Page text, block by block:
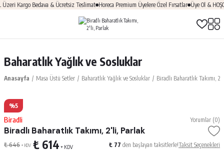
Kargo Bedava & Ücretsiz Teslimat Horeca Premium Üyelere Özel Fırsatlar Üye Ol &
Baharatlık Yağlık ve Sosluklar
Anasayfa Masa Üstü Setler Baharatlık Yağlık ve Sosluklar Biradlı Baharatlık Takımı,
%5
Biradli Yorumlar (0)
Biradlı Baharatlık Takımı, 2'li, Parlak
₺ 646 + KDV ₺ 614 + KDV ₺ 77 den başlayan taksitlerle!Taksit Seçenekleri